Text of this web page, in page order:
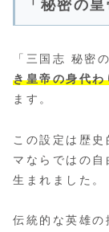
「秘密の
「三国志 秘密
き皇帝の身代
ます。
この設定は歴
マならではの
生まれました。
伝統的な英雄